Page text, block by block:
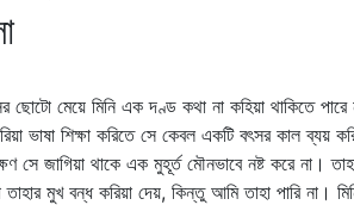
ছোটো মেয়ে মিনি এক দণ্ড কথা না কহিয়া থাকিতে পারে
ভাষা শিক্ষা করিতে সে কেবল একটি বৎসর কাল ব্যয়
সে জাগিয়া থাকে এক মুহূর্ত মৌনভাবে নষ্ট করে না।
মুখ বন্ধ করিয়া দেয়, কিন্তু আমি তাহা পারি না।